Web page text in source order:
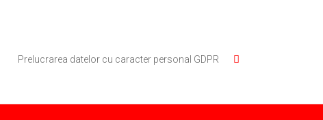
Prelucrarea datelor cu caracter personal GDPR